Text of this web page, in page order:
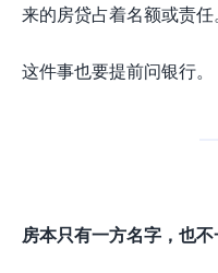
来的房贷占着名额或责任。
这件事也要提前问银行。
房本只有一方名字，也